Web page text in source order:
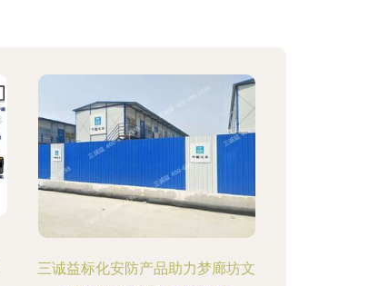
三诚益标化安防产品助力梦廊坊文